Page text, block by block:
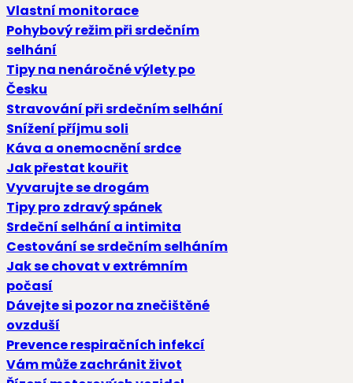
Vlastní monitorace
Pohybový režim při srdečním
selhání
Tipy na nenáročné výlety po
Česku
Stravování při srdečním selhání
Snížení příjmu soli
Káva a onemocnění srdce
Jak přestat kouřit
Vyvarujte se drogám
Tipy pro zdravý spánek
Srdeční selhání a intimita
Cestování se srdečním selháním
Jak se chovat v extrémním
počasí
Dávejte si pozor na znečištěné
ovzduší
Prevence respiračních infekcí
Vám může zachránit život